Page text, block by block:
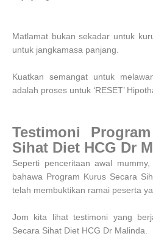
Matlamat bukan sekadar untuk
untuk jangkamasa panjang.
Kuatkan semangat untuk
adalah proses untuk ‘RESET’
Testimoni
Sihat Diet HCG Dr
Seperti penceritaan awal
bahawa Program Kurus Secara
telah membuktikan ramai peserta
Jom kita lihat testimoni yang
Secara Sihat Diet HCG Dr Malinda.